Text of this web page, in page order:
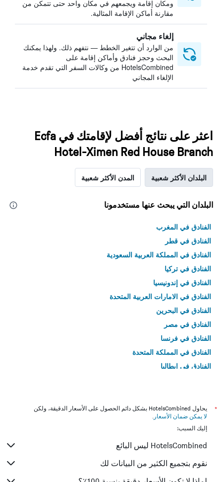
ومكان إقامة ويجمعهم في مكان واحد حتى تتمكن من
مقارنة أماكن الإقامة المثالية.
إلغاء مجاني
من الوارد أن تتغير الخطط — نتفهم ذلك. ولهذا يمكنك
البحث وحجز فنادق وأماكن إقامة على
HotelsCombined من وكالات السفر التي تقدم خدمة
الإلغاء المجاني
اعثر على نتائج أفضل لإقامتك في Ecfa
Hotel-Ximen Red House Branch
البلدان الأكثر شعبية المدن الأكثر شعبية
البلدان التي يبحث عنها مستخدمونا
الفنادق في المغرب
الفنادق في قطر
الفنادق في المملكة العربية السعودية
الفنادق في تركيا
الفنادق في إندونيسيا
الفنادق في الامارات العربية المتحدة
الفنادق في البحرين
الفنادق في مصر
الفنادق في فرنسا
الفنادق في المملكة المتحدة
الفنادق في إيطاليا
*
يحاول HotelsCombined بشكل دائم الحصول على الأسعار الدقيقة، ولكن
لا يمكن ضمان الأسعار .
إليك السبب:
HotelsCombined ليس البائع
نقوم بتجميع الكثير من البيانات لك